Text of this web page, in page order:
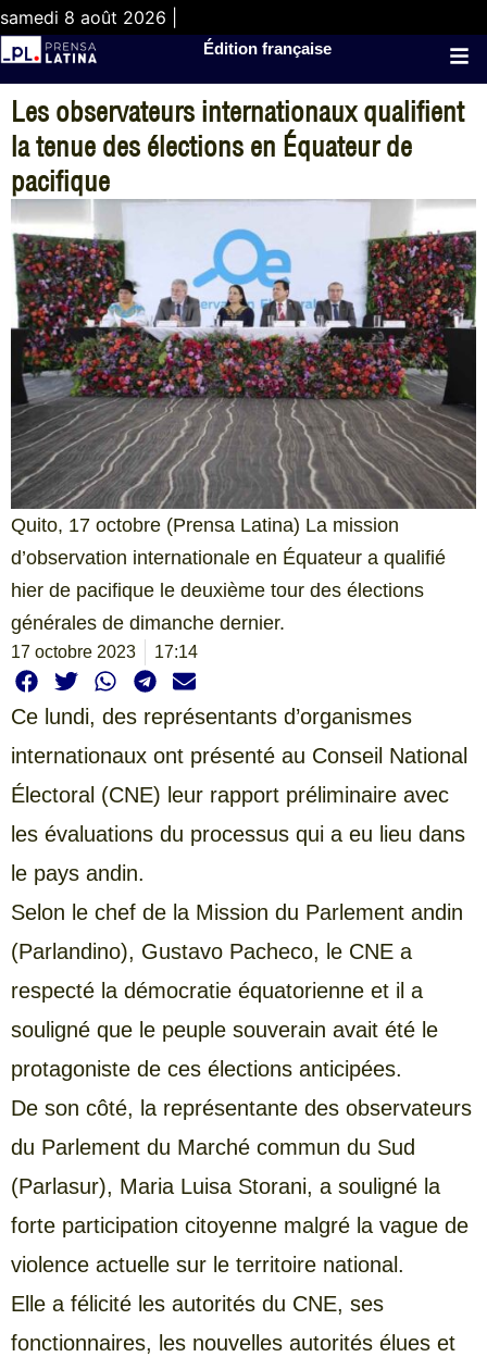
samedi 8 août 2026 |
Édition française
Les observateurs internationaux qualifient
la tenue des élections en Équateur de
pacifique
Quito, 17 octobre (Prensa Latina) La mission
d’observation internationale en Équateur a qualifié
hier de pacifique le deuxième tour des élections
générales de dimanche dernier.
17 octobre 2023 17:14
Ce lundi, des représentants d’organismes
internationaux ont présenté au Conseil National
Électoral (CNE) leur rapport préliminaire avec
les évaluations du processus qui a eu lieu dans
le pays andin.
Selon le chef de la Mission du Parlement andin
(Parlandino), Gustavo Pacheco, le CNE a
respecté la démocratie équatorienne et il a
souligné que le peuple souverain avait été le
protagoniste de ces élections anticipées.
De son côté, la représentante des observateurs
du Parlement du Marché commun du Sud
(Parlasur), Maria Luisa Storani, a souligné la
forte participation citoyenne malgré la vague de
violence actuelle sur le territoire national.
Elle a félicité les autorités du CNE, ses
fonctionnaires, les nouvelles autorités élues et